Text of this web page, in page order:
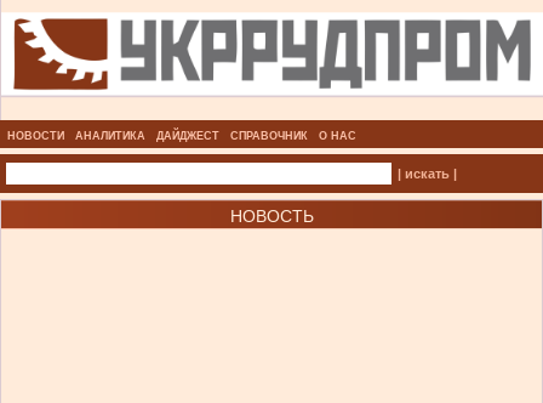
НОВОСТИ АНАЛИТИКА ДАЙДЖЕСТ СПРАВОЧНИК О НАС
| искать |
НОВОСТЬ